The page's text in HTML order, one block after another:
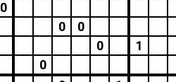
0
0
0
0
1
0